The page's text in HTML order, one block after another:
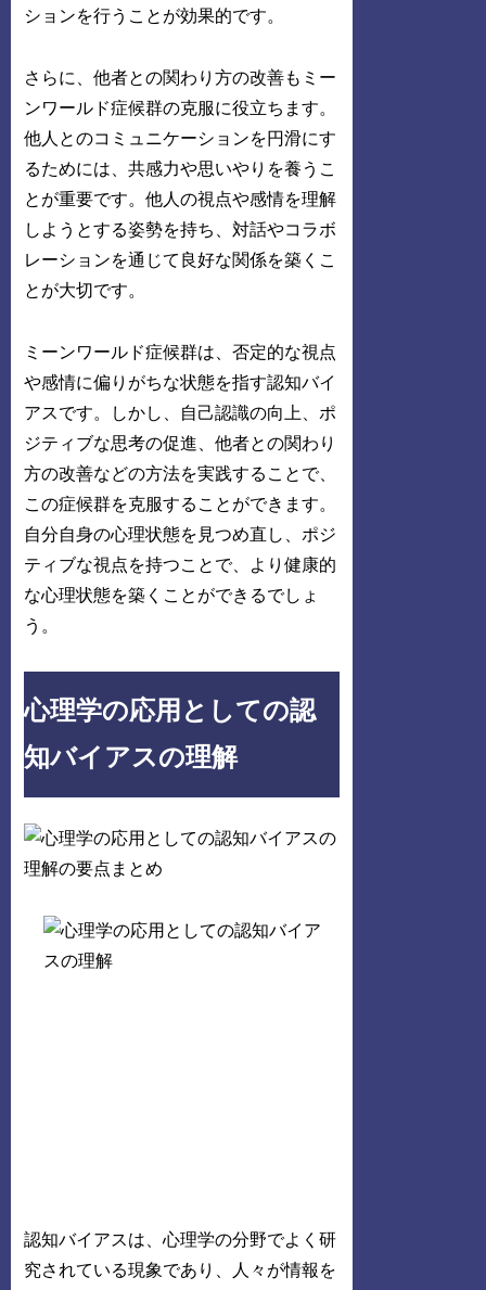
ションを行うことが効果的です。
さらに、他者との関わり方の改善もミー
ンワールド症候群の克服に役立ちます。
他人とのコミュニケーションを円滑にす
るためには、共感力や思いやりを養うこ
とが重要です。他人の視点や感情を理解
しようとする姿勢を持ち、対話やコラボ
レーションを通じて良好な関係を築くこ
とが大切です。
ミーンワールド症候群は、否定的な視点
や感情に偏りがちな状態を指す認知バイ
アスです。しかし、自己認識の向上、ポ
ジティブな思考の促進、他者との関わり
方の改善などの方法を実践することで、
この症候群を克服することができます。
自分自身の心理状態を見つめ直し、ポジ
ティブな視点を持つことで、より健康的
な心理状態を築くことができるでしょ
う。
心理学の応用としての認
知バイアスの理解
認知バイアスは、心理学の分野でよく研
究されている現象であり、人々が情報を